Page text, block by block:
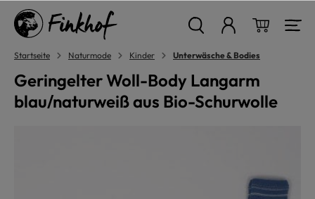
springen
Startseite Naturmode Kinder Unterwäsche & Bodies
Geringelter Woll-Body Langarm
blau/naturweiß aus Bio-Schurwolle